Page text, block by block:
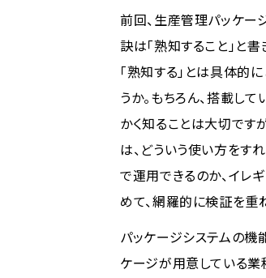
前回、生産管理パッケー
訣は「熟知すること」と
「熟知する」とは具体的
うか。もちろん、搭載し
かく知ることは大切です
は、どういう使い方をす
で運用できるのか、イレ
めて、網羅的に検証を重
パッケージシステムの機
ケージが用意している